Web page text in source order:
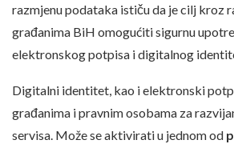
razmjenu podataka ističu da je cilj kroz
građanima BiH omogućiti sigurnu
elektronskog potpisa i digitalnog
Digitalni identitet, kao i elektronski
građanima i pravnim osobama za
servisa. Može se aktivirati u jednom od